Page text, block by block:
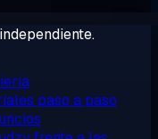
paso a paso